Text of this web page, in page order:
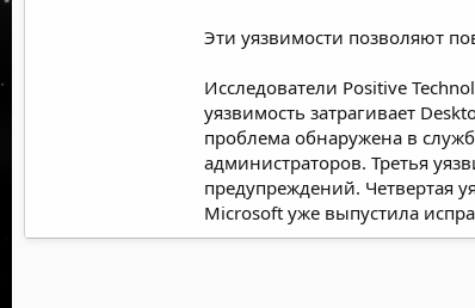
Эти уязвимости позволяют
Исследователи Positive
уязвимость затрагивает
проблема обнаружена в
администраторов. Третья
предупреждений. Четвертая
Microsoft уже выпустила